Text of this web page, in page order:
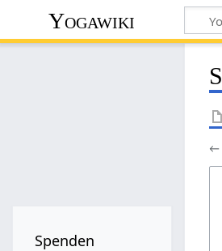
Yogawiki
←
Spenden